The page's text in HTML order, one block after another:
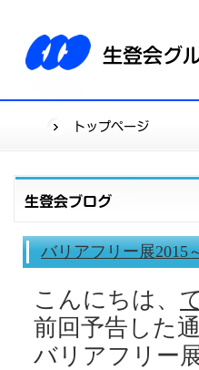
バリアフリー展2015
こんにちは、
前回予告した
バリアフリー